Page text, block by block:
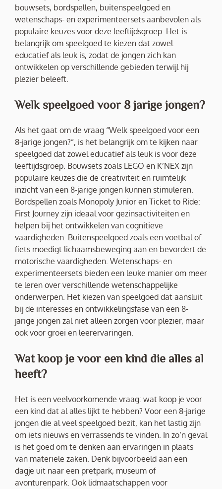
bouwsets, bordspellen, buitenspeelgoed en
wetenschaps- en experimenteersets aanbevolen als
populaire keuzes voor deze leeftijdsgroep. Het is
belangrijk om speelgoed te kiezen dat zowel
educatief als leuk is, zodat de jongen zich kan
ontwikkelen op verschillende gebieden terwijl hij
plezier beleeft.
Welk speelgoed voor 8 jarige jongen?
Als het gaat om de vraag “Welk speelgoed voor een
8-jarige jongen?”, is het belangrijk om te kijken naar
speelgoed dat zowel educatief als leuk is voor deze
leeftijdsgroep. Bouwsets zoals LEGO en K’NEX zijn
populaire keuzes die de creativiteit en ruimtelijk
inzicht van een 8-jarige jongen kunnen stimuleren.
Bordspellen zoals Monopoly Junior en Ticket to Ride:
First Journey zijn ideaal voor gezinsactiviteiten en
helpen bij het ontwikkelen van cognitieve
vaardigheden. Buitenspeelgoed zoals een voetbal of
fiets moedigt lichaamsbeweging aan en bevordert de
motorische vaardigheden. Wetenschaps- en
experimenteersets bieden een leuke manier om meer
te leren over verschillende wetenschappelijke
onderwerpen. Het kiezen van speelgoed dat aansluit
bij de interesses en ontwikkelingsfase van een 8-
jarige jongen zal niet alleen zorgen voor plezier, maar
ook voor groei en leerervaringen.
Wat koop je voor een kind die alles al
heeft?
Het is een veelvoorkomende vraag: wat koop je voor
een kind dat al alles lijkt te hebben? Voor een 8-jarige
jongen die al veel speelgoed bezit, kan het lastig zijn
om iets nieuws en verrassends te vinden. In zo’n geval
is het goed om te denken aan ervaringen in plaats
van materiële zaken. Denk bijvoorbeeld aan een
dagje uit naar een pretpark, museum of
avonturenpark. Ook lidmaatschappen voor